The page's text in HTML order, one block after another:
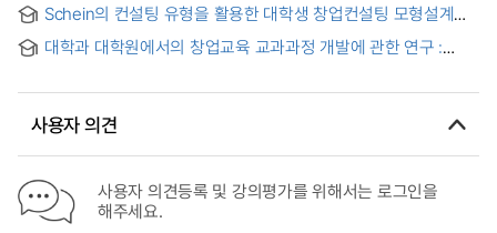
stage performances in small business start-ups
Schein의 컨설팅 유형을 활용한 대학생 창업컨설팅 모형설계
대학과 대학원에서의 창업교육 교과과정 개발에 관한 연구 :
사용자 의견
사용자 의견등록 및 강의평가를 위해서는 로그인을
해주세요.